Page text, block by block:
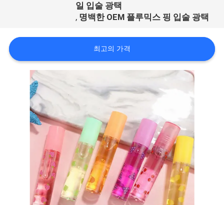
질
관
일 입술 광택
, 명백한 OEM 플루믹스 핑 입술 광택
최고의 가격